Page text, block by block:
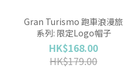
Gran Turismo 跑車浪漫旅
系列: 限定Logo帽子
HK$168.00
HK$179.00